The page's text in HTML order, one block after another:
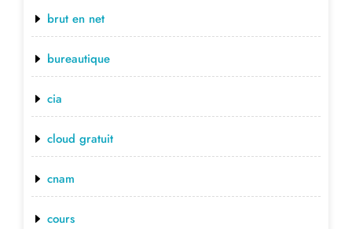
brut en net
bureautique
cia
cloud gratuit
cnam
cours